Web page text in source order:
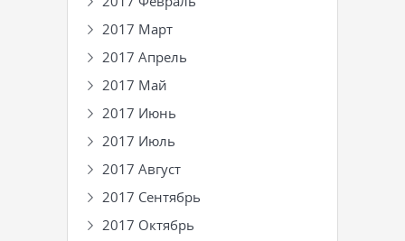
2017 Март
2017 Апрель
2017 Май
2017 Июнь
2017 Июль
2017 Август
2017 Сентябрь
2017 Октябрь